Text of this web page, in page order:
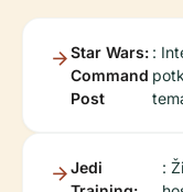
Star Wars:
Command
Post
:
Jedi
: